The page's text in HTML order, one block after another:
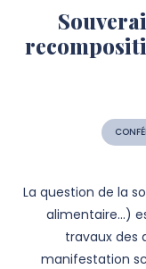
La question de la
alimentaire…)
travaux des
manifestation